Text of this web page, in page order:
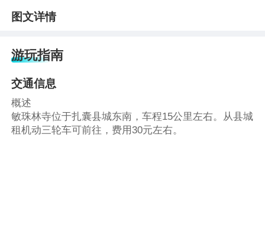
图文详情
游玩指南
交通信息
概述
敏珠林寺位于扎囊县城东南，车程15公里左右。从县城
租机动三轮车可前往，费用30元左右。